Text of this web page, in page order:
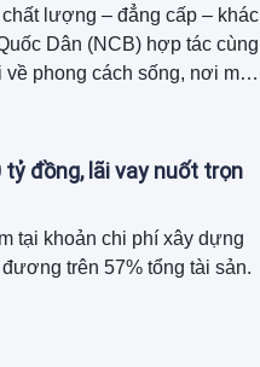
lượng – đẳng cấp – khác
Dân (NCB) hợp tác cùng
phong cách sống, nơi mỗi
đặc quyền cao nhất.
tỷ đồng, lãi vay nuốt trọn
tại khoản chi phí xây dựng
trên 57% tổng tài sản.